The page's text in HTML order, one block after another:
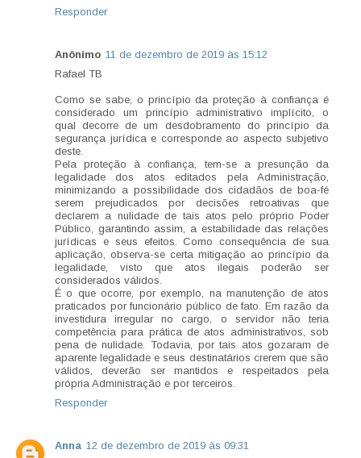
Responder
Anônimo 11 de dezembro de 2019 às 15:12
Rafael TB
Como se sabe, o princípio da proteção à confiança é
considerado um princípio administrativo implícito, o
qual decorre de um desdobramento do princípio da
segurança jurídica e corresponde ao aspecto subjetivo
deste.
Pela proteção à confiança, tem-se a presunção da
legalidade dos atos editados pela Administração,
minimizando a possibilidade dos cidadãos de boa-fé
serem prejudicados por decisões retroativas que
declarem a nulidade de tais atos pelo próprio Poder
Público, garantindo assim, a estabilidade das relações
jurídicas e seus efeitos. Como consequência de sua
aplicação, observa-se certa mitigação ao princípio da
legalidade, visto que atos ilegais poderão ser
considerados válidos.
É o que ocorre, por exemplo, na manutenção de atos
praticados por funcionário público de fato. Em razão da
investidura irregular no cargo, o servidor não teria
competência para prática de atos administrativos, sob
pena de nulidade. Todavia, por tais atos gozaram de
aparente legalidade e seus destinatários crerem que são
válidos, deverão ser mantidos e respeitados pela
própria Administração e por terceiros.
Responder
Anna 12 de dezembro de 2019 às 09:31